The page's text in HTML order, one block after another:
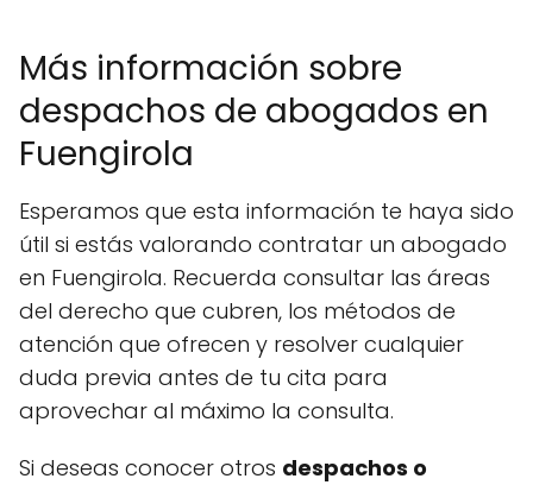
Más información sobre
despachos de abogados en
Fuengirola
Esperamos que esta información te haya sido
útil si estás valorando contratar un abogado
en Fuengirola. Recuerda consultar las áreas
del derecho que cubren, los métodos de
atención que ofrecen y resolver cualquier
duda previa antes de tu cita para
aprovechar al máximo la consulta.
Si deseas conocer otros despachos o